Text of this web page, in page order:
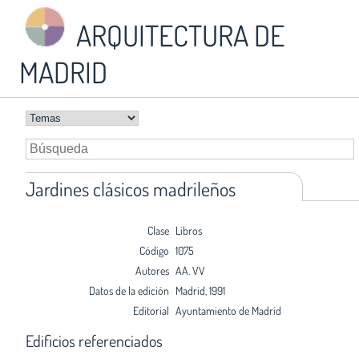
ARQUITECTURA DE
MADRID
Jardines clásicos madrileños
Clase Libros
Código 1075
Autores AA. VV
Datos de la edición Madrid, 1991
Editorial Ayuntamiento de Madrid
Edificios referenciados